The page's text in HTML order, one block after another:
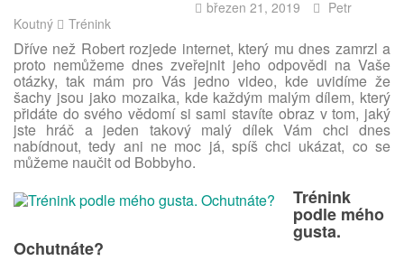
březen 21, 2019
Petr
Koutný
Trénink
Dříve než Robert rozjede internet, který mu dnes zamrzl a
proto nemůžeme dnes zveřejnit jeho odpovědi na Vaše
otázky, tak mám pro Vás jedno video, kde uvidíme že
šachy jsou jako mozaika, kde každým malým dílem, který
přidáte do svého vědomí si sami stavíte obraz v tom, jaký
jste hráč a jeden takový malý dílek Vám chci dnes
nabídnout, tedy ani ne moc já, spíš chci ukázat, co se
můžeme naučit od Bobbyho.
Trénink
podle mého
gusta.
Ochutnáte?